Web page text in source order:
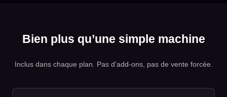
Bien plus qu’une simple machine
Inclus dans chaque plan. Pas d’add-ons, pas de vente forcée.